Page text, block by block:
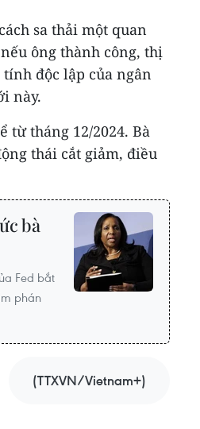
sa thải một quan
ông thành công, thị
độc lập của ngân
này.
từ tháng 12/2024. Bà
thái cắt giảm, điều
bà
Fed bắt
phán
(TTXVN/Vietnam+)